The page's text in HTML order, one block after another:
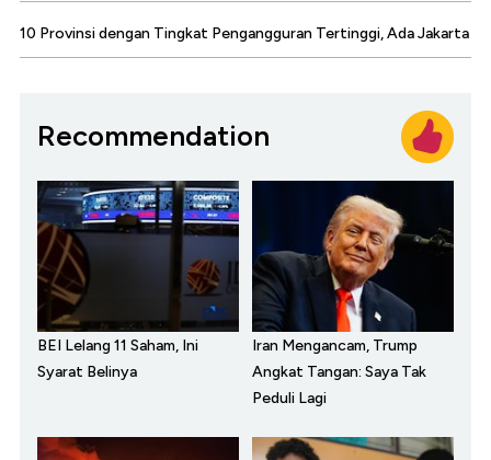
10 Provinsi dengan Tingkat Pengangguran Tertinggi, Ada Jakarta
Recommendation
BEI Lelang 11 Saham, Ini
Syarat Belinya
Iran Mengancam, Trump
Angkat Tangan: Saya Tak
Peduli Lagi